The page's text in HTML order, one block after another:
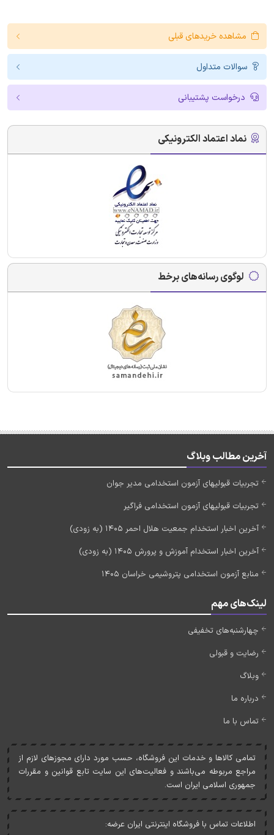
مشاهده خریدهای قبلی
سوالات متداول
درخواست پشتیبانی
نماد اعتماد الکترونیکی
لوگوی رسانه‌های برخط
آخرین مطالب وبلاگ
تجربیات قبولیهای آزمون استخدامی مدیر جوان
تجربیات قبولیهای آزمون استخدامی فراگیر
آخرین اخبار استخدام جمعیت هلال احمر 1405 (به زودی)
آخرین اخبار استخدام آموزش و پرورش 1405 (به زودی)
منابع آزمون استخدامی پتروشیمی خراسان 1405
لینک‌های مهم
چهارشنبه‌های تخفیفی
رضایت و قبولی
وبلاگ
درباره ما
تماس با ما
تمامی کالاها و خدمات اين فروشگاه، حسب مورد دارای مجوزهای لازم از
مراجع مربوطه می‌باشند و فعاليت‌های اين سايت تابع قوانين و مقررات
جمهوری اسلامی ايران است.
اطلاعات تماس با فروشگاه اینترنتی ایران عرضه: